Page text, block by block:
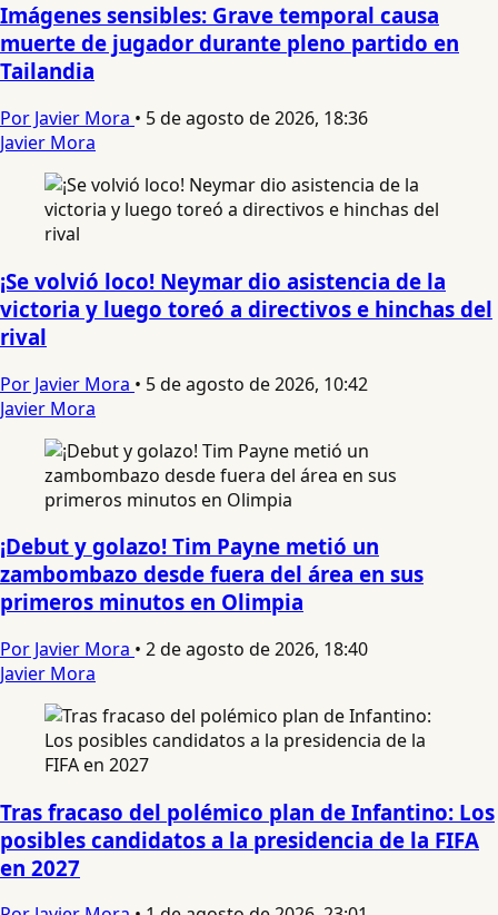
Imágenes sensibles: Grave temporal causa
muerte de jugador durante pleno partido en
Tailandia
Por Javier Mora • 5 de agosto de 2026, 18:36
Javier Mora
¡Se volvió loco! Neymar dio asistencia de la
victoria y luego toreó a directivos e hinchas del
rival
Por Javier Mora • 5 de agosto de 2026, 10:42
Javier Mora
¡Debut y golazo! Tim Payne metió un
zambombazo desde fuera del área en sus
primeros minutos en Olimpia
Por Javier Mora • 2 de agosto de 2026, 18:40
Javier Mora
Tras fracaso del polémico plan de Infantino: Los
posibles candidatos a la presidencia de la FIFA
en 2027